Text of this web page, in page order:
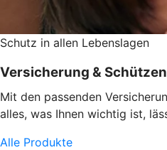
Schutz in allen Lebenslagen
Versicherung & Schützen
Mit den passenden
alles, was Ihnen wichtig ist,
Alle Produkte